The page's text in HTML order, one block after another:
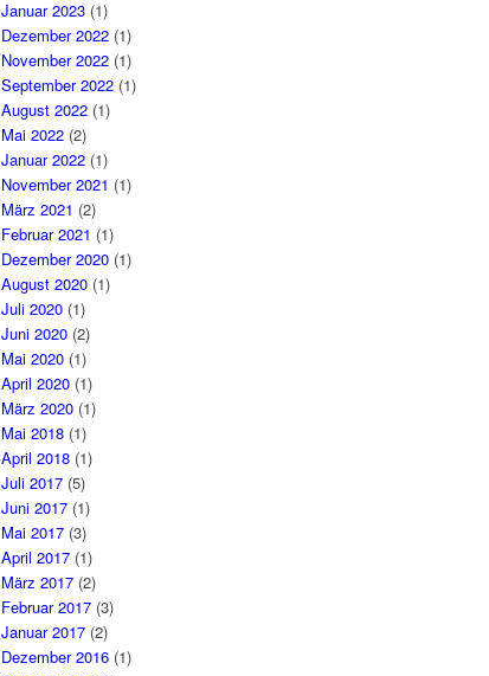
Januar 2023 (1)
Dezember 2022 (1)
November 2022 (1)
September 2022 (1)
August 2022 (1)
Mai 2022 (2)
Januar 2022 (1)
November 2021 (1)
März 2021 (2)
Februar 2021 (1)
Dezember 2020 (1)
August 2020 (1)
Juli 2020 (1)
Juni 2020 (2)
Mai 2020 (1)
April 2020 (1)
März 2020 (1)
Mai 2018 (1)
April 2018 (1)
Juli 2017 (5)
Juni 2017 (1)
Mai 2017 (3)
April 2017 (1)
März 2017 (2)
Februar 2017 (3)
Januar 2017 (2)
Dezember 2016 (1)